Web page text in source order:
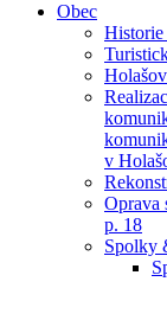
Obec
Historie
v
Oprava
p. 18
Spolky